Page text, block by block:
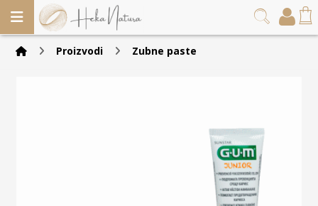
Proizvodi Zubne paste